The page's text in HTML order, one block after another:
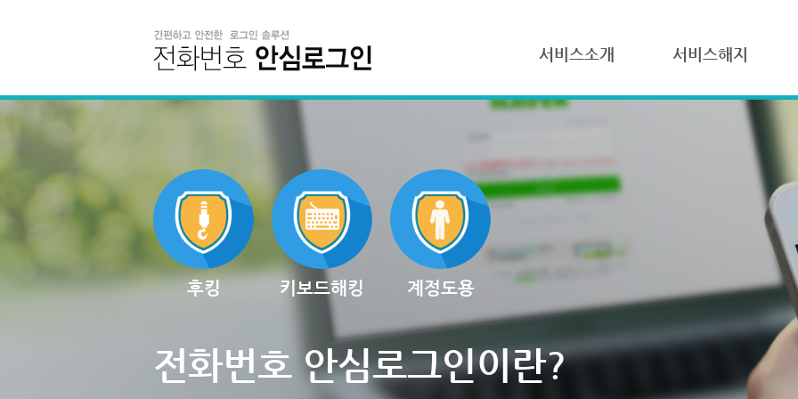
서비스소개 서비스해지
후킹 키보드해킹 계정도용
전화번호 안심로그인이란?